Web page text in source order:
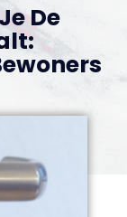
De